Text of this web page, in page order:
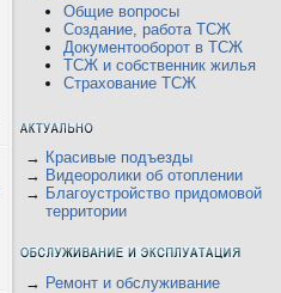
Общие вопросы
Создание, работа ТСЖ
Документооборот в ТСЖ
ТСЖ и собственник жилья
Страхование ТСЖ
→ Красивые подъезды
→ Видеоролики об отоплении
→ Благоустройство придомовой
территории
→ Ремонт и обслуживание